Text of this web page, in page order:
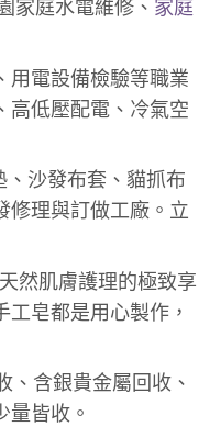
家庭水電維修、 家庭
用電設備檢驗等職業
高低壓配電、冷氣空
沙發布套、貓抓布
修理與訂做工廠。立
然肌膚護理的極致享
皂都是用心製作，
含銀貴金屬回收、
皆收。